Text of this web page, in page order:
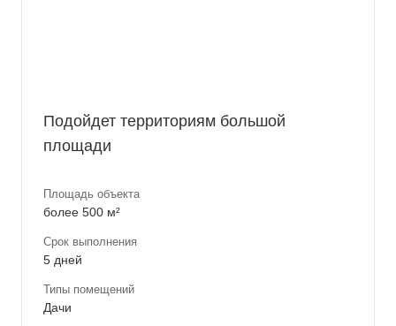
Подойдет территориям большой
площади
Площадь объекта
более 500 м²
Срок выполнения
5 дней
Типы помещений
Дачи